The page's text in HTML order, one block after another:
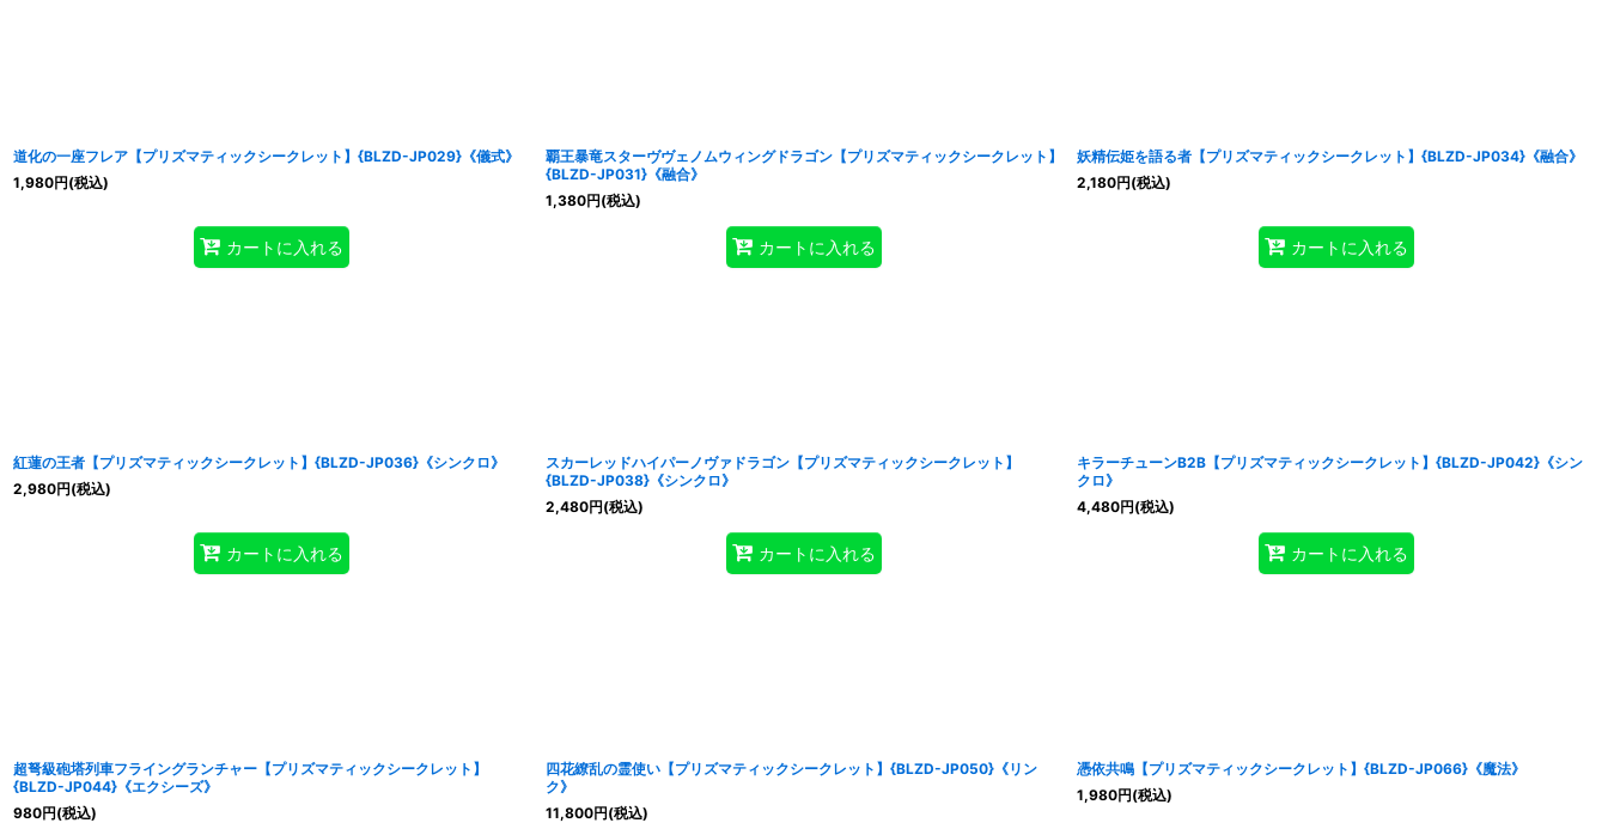
道化の一座フレア【プリズマティックシークレット】{BLZD-JP029}《儀式》
1,980円(税込)
カートに入れる
覇王暴竜スターヴヴェノムウィングドラゴン【プリズマティックシークレット】
{BLZD-JP031}《融合》
1,380円(税込)
カートに入れる
妖精伝姫を語る者【プリズマティックシークレット】{BLZD-JP034}《融合》
2,180円(税込)
カートに入れる
紅蓮の王者【プリズマティックシークレット】{BLZD-JP036}《シンクロ》
2,980円(税込)
カートに入れる
スカーレッドハイパーノヴァドラゴン【プリズマティックシークレット】
{BLZD-JP038}《シンクロ》
2,480円(税込)
カートに入れる
キラーチューンB2B【プリズマティックシークレット】{BLZD-JP042}《シン
クロ》
4,480円(税込)
カートに入れる
超弩級砲塔列車フライングランチャー【プリズマティックシークレット】
{BLZD-JP044}《エクシーズ》
980円(税込)
四花繚乱の霊使い【プリズマティックシークレット】{BLZD-JP050}《リン
ク》
11,800円(税込)
憑依共鳴【プリズマティックシークレット】{BLZD-JP066}《魔法》
1,980円(税込)